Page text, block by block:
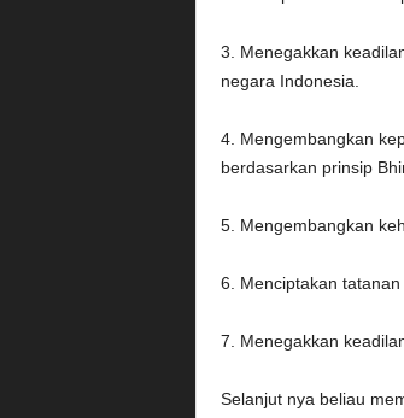
3. Menegakkan
negara Indonesia.
4. Mengembangkan
berdasarkan prinsip
5. Mengembangkan
6. Menciptakan
7. Menegakkan
Selanjut nya beliau